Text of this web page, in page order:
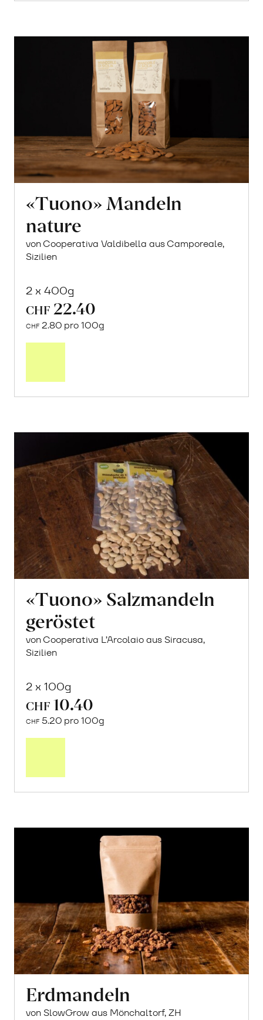
«Tuono» Mandeln
nature
von Cooperativa Valdibella aus Camporeale,
Sizilien
2 x 400g
CHF 22.40
CHF 2.80 pro 100g
«Tuono» Salzmandeln
geröstet
von Cooperativa L’Arcolaio aus Siracusa,
Sizilien
2 x 100g
CHF 10.40
CHF 5.20 pro 100g
Erdmandeln
von SlowGrow aus Mönchaltorf, ZH